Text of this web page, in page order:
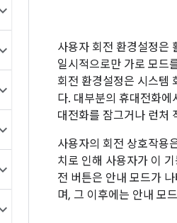
사용자 회전 환경설정은
일시적으로만 가로 모드
회전 환경설정은 시스템
다. 대부분의 휴대전화
대전화를 잠그거나 런처
사용자의 회전 상호작용
치로 인해 사용자가 이
전 버튼은 안내 모드가
며, 그 이후에는 안내 모